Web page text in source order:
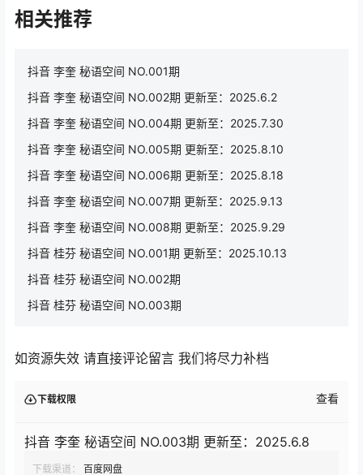
相关推荐
抖音 李奎 秘语空间 NO.001期
抖音 李奎 秘语空间 NO.002期 更新至：2025.6.2
抖音 李奎 秘语空间 NO.004期 更新至：2025.7.30
抖音 李奎 秘语空间 NO.005期 更新至：2025.8.10
抖音 李奎 秘语空间 NO.006期 更新至：2025.8.18
抖音 李奎 秘语空间 NO.007期 更新至：2025.9.13
抖音 李奎 秘语空间 NO.008期 更新至：2025.9.29
抖音 桂芬 秘语空间 NO.001期 更新至：2025.10.13
抖音 桂芬 秘语空间 NO.002期
抖音 桂芬 秘语空间 NO.003期
如资源失效 请直接评论留言 我们将尽力补档
下载权限 查看
抖音 李奎 秘语空间 NO.003期 更新至：2025.6.8
下载渠道： 百度网盘